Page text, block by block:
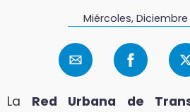
Miércoles, Diciembre
La Red Urbana de